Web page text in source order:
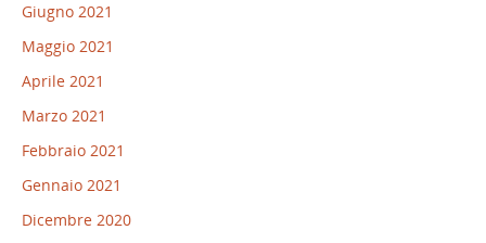
Giugno 2021
Maggio 2021
Aprile 2021
Marzo 2021
Febbraio 2021
Gennaio 2021
Dicembre 2020